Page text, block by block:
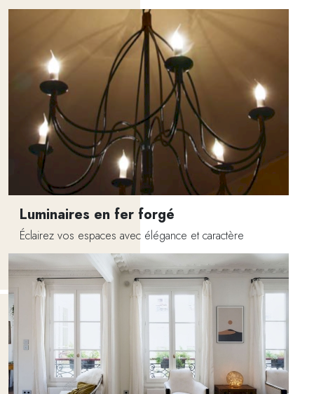
Luminaires en fer forgé
Éclairez vos espaces avec élégance et caractère